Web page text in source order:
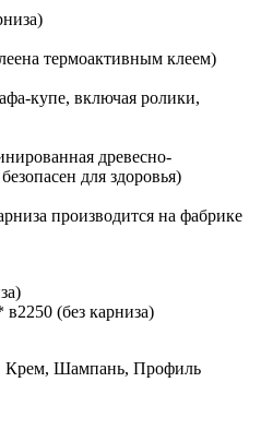
термоактивным клеем)
купе, включая ролики,
древесно-
для здоровья)
производится на фабрике
(без карниза)
Крем, Шампань, Профиль